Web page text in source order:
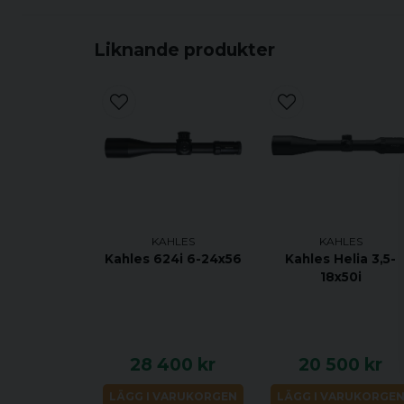
Liknande produkter
KAHLES
Kahles 624i 6-24x56
28 400 kr
LÄGG I VARUKORGEN
KAHLES
Kahles Helia 3,5-
18x50i
20 500 kr
LÄGG I VARUKORGEN